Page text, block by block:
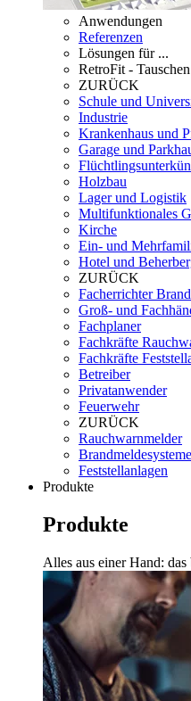
Anwendungen
Referenzen
Lösungen für ...
RetroFit -
ZURÜCK
Schule und
Industrie
Krankenhaus und
Garage und
Holzbau
Lager und Logistik
Multifunktionales
Kirche
Ein- und
Hotel und
ZURÜCK
Facherrichter
Groß- und
Fachplaner
Fachkräfte
Fachkräfte
Betreiber
Privatanwender
Feuerwehr
ZURÜCK
Rauchwarnmelder
Brandmeldesysteme
Feststellanlagen
Produkte
Produkte
Alles aus einer Hand: